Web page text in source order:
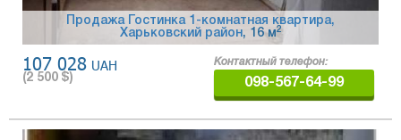
Продажа Гостинка 1-комнатная квартира,
Харьковский район, 16 м2
107 028 UAH
(2 500 $)
Контактный телефон:
098-567-64-99